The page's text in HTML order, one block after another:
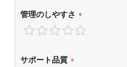
管理のしやすさ *
サポート品質 *